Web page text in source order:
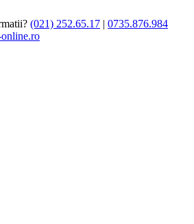
(021) 252.65.17 | 0735.876.984